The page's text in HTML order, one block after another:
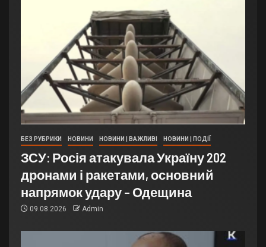
БЕЗ РУБРИКИ НОВИНИ НОВИНИ | ВАЖЛИВІ НОВИНИ | ПОДІЇ
ЗСУ: Росія атакувала Україну 202
дронами і ракетами, основний
напрямок удару – Одещина
09.08.2026 Admin